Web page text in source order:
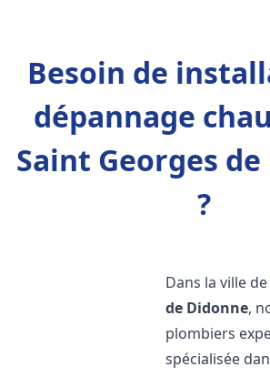
Besoin de
dépannage
Saint Georges
?
Dans la ville
de Didonne,
plombiers
spécialisée